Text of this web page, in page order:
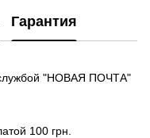
Гарантия
службой "НОВАЯ ПОЧТА"
100 грн.